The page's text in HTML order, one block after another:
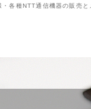
種NTT通信機器の販売と